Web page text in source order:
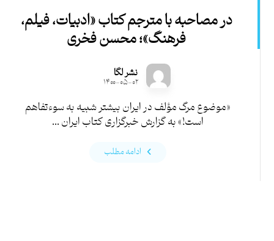
در مصاحبه با مترجم کتاب «ادبیات، فیلم،
فرهنگ»؛ محسن فخری
نشر لگا
۱۴۰۰-۰۵-۰۲
«موضوع مرگ مؤلف در ایران بیشتر شبیه به سوء­تفاهم
است!» به گزارش خبرگزاری کتاب ایران ...
ادامه مطلب